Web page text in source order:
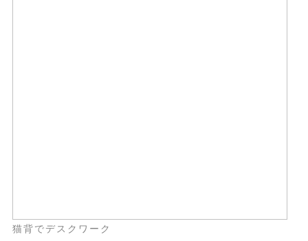
猫背でデスクワーク